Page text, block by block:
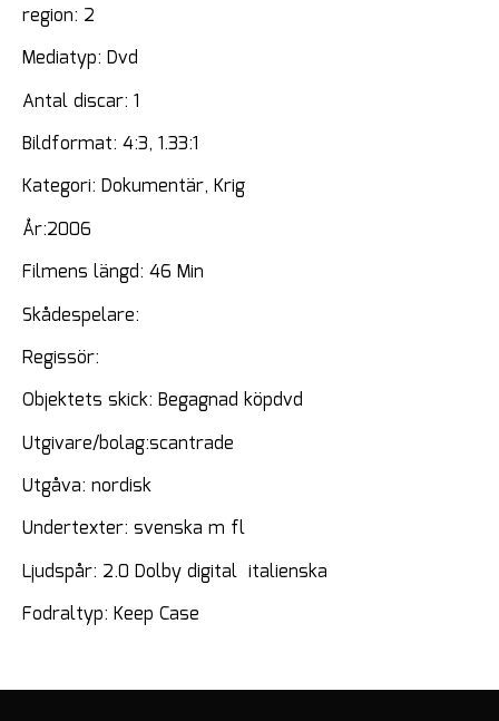
region: 2
Mediatyp: Dvd
Antal discar: 1
Bildformat: 4:3, 1.33:1
Kategori: Dokumentär, Krig
År:2006
Filmens längd: 46 Min
Skådespelare:
Regissör:
Objektets skick: Begagnad köpdvd
Utgivare/bolag:scantrade
Utgåva: nordisk
Undertexter: svenska m fl
Ljudspår: 2.0 Dolby digital italienska
Fodraltyp: Keep Case